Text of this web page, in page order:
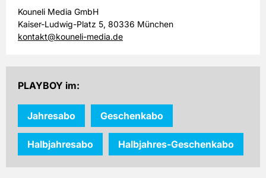
Kouneli Media GmbH
Kaiser-Ludwig-Platz 5, 80336 München
kontakt@kouneli-media.de
PLAYBOY im:
Jahresabo Geschenkabo
Halbjahresabo Halbjahres-Geschenkabo